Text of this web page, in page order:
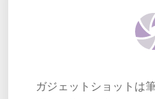
ガジェットショットは